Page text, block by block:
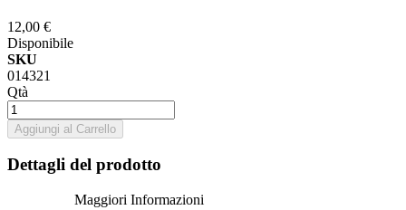
12,00 €
Disponibile
SKU
014321
Qtà
Aggiungi al Carrello
Dettagli del prodotto
Maggiori Informazioni